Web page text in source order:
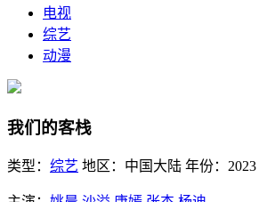
电视
综艺
动漫
我们的客栈
类型： 综艺 地区： 中国大陆 年份： 2023